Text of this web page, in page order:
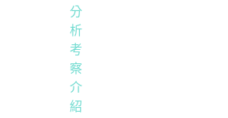
分
析
考
察
介
紹